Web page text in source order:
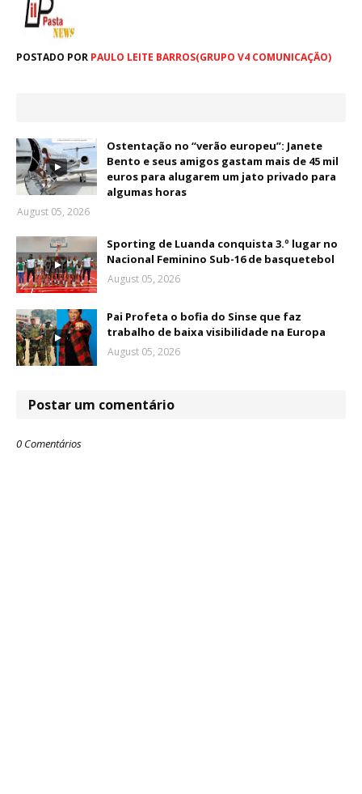
POSTADO POR PAULO LEITE BARROS(GRUPO V4 COMUNICAÇÃO)
Ostentação no “verão europeu”: Janete
Bento e seus amigos gastam mais de 45 mil
euros para alugarem um jato privado para
algumas horas
August 05, 2026
Sporting de Luanda conquista 3.º lugar no
Nacional Feminino Sub-16 de basquetebol
August 05, 2026
Pai Profeta o bofia do Sinse que faz
trabalho de baixa visibilidade na Europa
August 05, 2026
Postar um comentário
0 Comentários